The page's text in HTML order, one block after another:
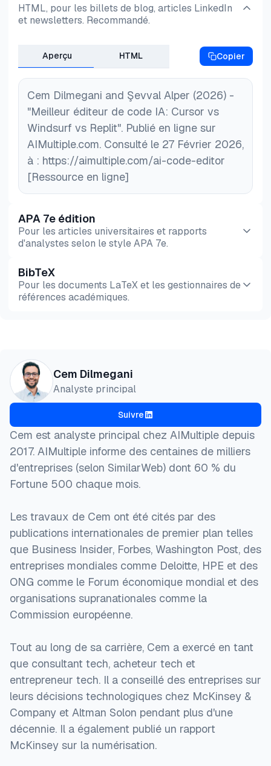
HTML, pour les billets de blog, articles LinkedIn
et newsletters. Recommandé.
Aperçu HTML Copier
Cem Dilmegani and Şevval Alper (2026) -
"Meilleur éditeur de code IA: Cursor vs
Windsurf vs Replit". Publié en ligne sur
AIMultiple.com. Consulté le 27 Février 2026,
à : https://aimultiple.com/ai-code-editor
[Ressource en ligne]
APA 7e édition
Pour les articles universitaires et rapports
d'analystes selon le style APA 7e.
Aperçu HTML Copier
BibTeX
Pour les documents LaTeX et les gestionnaires de
références académiques.
@misc{dilmegani2026,
  author = {Dilmegani, Cem and Alper, Şevval},
title  = {{Meilleur éditeur de code IA: Cursor
  year   = {2026},
howpublished    = {\url{https://aimultiple.com/
note   = {AIMultiple. Consulté le 27 Février
}
Cem Dilmegani
Analyste principal
Suivre
Cem est analyste principal chez AIMultiple depuis
2017. AIMultiple informe des centaines de milliers
d'entreprises (selon SimilarWeb) dont 60 % du
Fortune 500 chaque mois.
Les travaux de Cem ont été cités par des
publications internationales de premier plan telles
que Business Insider, Forbes, Washington Post, des
entreprises mondiales comme Deloitte, HPE et des
ONG comme le Forum économique mondial et des
organisations supranationales comme la
Commission européenne.
Tout au long de sa carrière, Cem a exercé en tant
que consultant tech, acheteur tech et
entrepreneur tech. Il a conseillé des entreprises sur
leurs décisions technologiques chez McKinsey &
Company et Altman Solon pendant plus d'une
décennie. Il a également publié un rapport
McKinsey sur la numérisation.